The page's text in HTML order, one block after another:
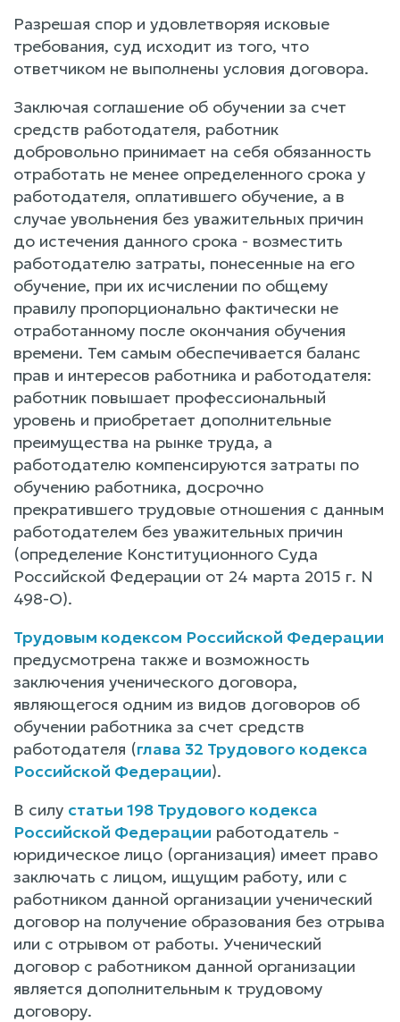
Разрешая спор и удовлетворяя исковые
требования, суд исходит из того, что
ответчиком не выполнены условия договора.
Заключая соглашение об обучении за счет
средств работодателя, работник
добровольно принимает на себя обязанность
отработать не менее определенного срока у
работодателя, оплатившего обучение, а в
случае увольнения без уважительных причин
до истечения данного срока - возместить
работодателю затраты, понесенные на его
обучение, при их исчислении по общему
правилу пропорционально фактически не
отработанному после окончания обучения
времени. Тем самым обеспечивается баланс
прав и интересов работника и работодателя:
работник повышает профессиональный
уровень и приобретает дополнительные
преимущества на рынке труда, а
работодателю компенсируются затраты по
обучению работника, досрочно
прекратившего трудовые отношения с данным
работодателем без уважительных причин
(определение Конституционного Суда
Российской Федерации от 24 марта 2015 г. N
498-О).
Трудовым кодексом Российской Федерации
предусмотрена также и возможность
заключения ученического договора,
являющегося одним из видов договоров об
обучении работника за счет средств
работодателя (глава 32 Трудового кодекса
Российской Федерации).
В силу статьи 198 Трудового кодекса
Российской Федерации работодатель -
юридическое лицо (организация) имеет право
заключать с лицом, ищущим работу, или с
работником данной организации ученический
договор на получение образования без отрыва
или с отрывом от работы. Ученический
договор с работником данной организации
является дополнительным к трудовому
договору.